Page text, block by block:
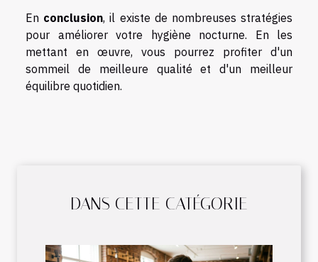
En conclusion, il existe de nombreuses stratégies
pour améliorer votre hygiène nocturne. En les
mettant en œuvre, vous pourrez profiter d'un
sommeil de meilleure qualité et d'un meilleur
équilibre quotidien.
DANS CETTE CATÉGORIE